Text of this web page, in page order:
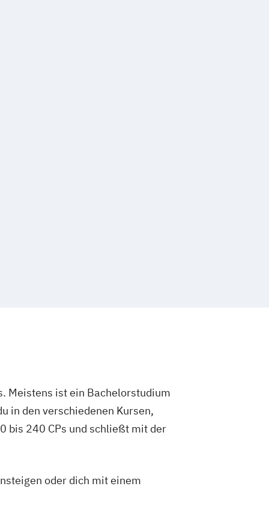
Meistens ist ein Bachelorstudium
in den verschiedenen Kursen,
bis 240 CPs und schließt mit der
oder dich mit einem